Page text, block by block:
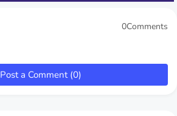
0Comments
Post a Comment (0)